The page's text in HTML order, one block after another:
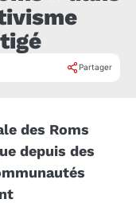
Partager
des Roms
depuis des